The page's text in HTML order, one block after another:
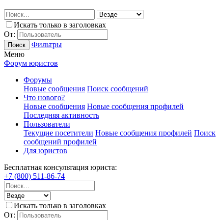
Искать только в заголовках
От:
Поиск
Фильтры
Меню
Форум юристов
Форумы
Новые сообщения Поиск сообщений
Что нового?
Новые сообщения Новые сообщения профилей
Последняя активность
Пользователи
Текущие посетители Новые сообщения профилей Поиск
сообщений профилей
Для юристов
Бесплатная консультация юриста:
+7 (800) 511-86-74
Искать только в заголовках
От: